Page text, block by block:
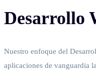
Desarrollo
Nuestro enfoque del
aplicaciones de vanguardia